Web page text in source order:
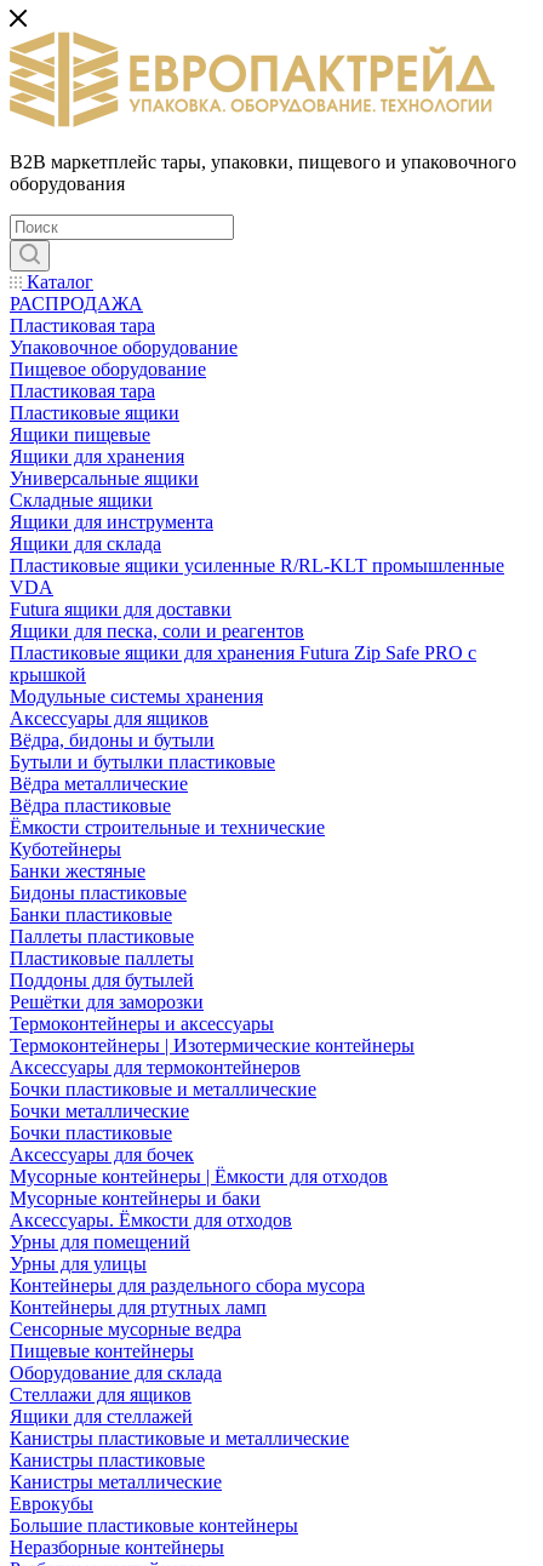
B2B маркетплейс тары, упаковки, пищевого и упаковочного
оборудования
Каталог
РАСПРОДАЖА
Пластиковая тара
Упаковочное оборудование
Пищевое оборудование
Пластиковая тара
Пластиковые ящики
Ящики пищевые
Ящики для хранения
Универсальные ящики
Складные ящики
Ящики для инструмента
Ящики для склада
Пластиковые ящики усиленные R/RL-KLT промышленные
VDA
Futura ящики для доставки
Ящики для песка, соли и реагентов
Пластиковые ящики для хранения Futura Zip Safe PRO с
крышкой
Модульные системы хранения
Аксессуары для ящиков
Вёдра, бидоны и бутыли
Бутыли и бутылки пластиковые
Вёдра металлические
Вёдра пластиковые
Ёмкости строительные и технические
Куботейнеры
Банки жестяные
Бидоны пластиковые
Банки пластиковые
Паллеты пластиковые
Пластиковые паллеты
Поддоны для бутылей
Решётки для заморозки
Термоконтейнеры и аксессуары
Термоконтейнеры | Изотермические контейнеры
Аксессуары для термоконтейнеров
Бочки пластиковые и металлические
Бочки металлические
Бочки пластиковые
Аксессуары для бочек
Мусорные контейнеры | Ёмкости для отходов
Мусорные контейнеры и баки
Аксессуары. Ёмкости для отходов
Урны для помещений
Урны для улицы
Контейнеры для раздельного сбора мусора
Контейнеры для ртутных ламп
Сенсорные мусорные ведра
Пищевые контейнеры
Оборудование для склада
Стеллажи для ящиков
Ящики для стеллажей
Канистры пластиковые и металлические
Канистры пластиковые
Канистры металлические
Еврокубы
Большие пластиковые контейнеры
Неразборные контейнеры